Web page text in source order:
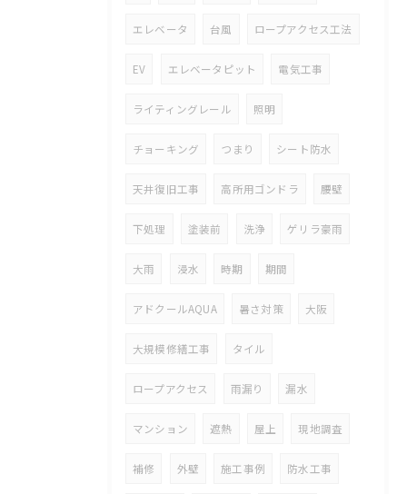
エレベータ 台風 ロープアクセス工法
EV エレベータピット 電気工事
ライティングレール 照明
チョーキング つまり シート防水
天井復旧工事 高所用ゴンドラ 腰壁
下処理 塗装前 洗浄 ゲリラ豪雨
大雨 浸水 時期 期間
アドクールAQUA 暑さ対策 大阪
大規模修繕工事 タイル
ロープアクセス 雨漏り 漏水
マンション 遮熱 屋上 現地調査
補修 外壁 施工事例 防水工事